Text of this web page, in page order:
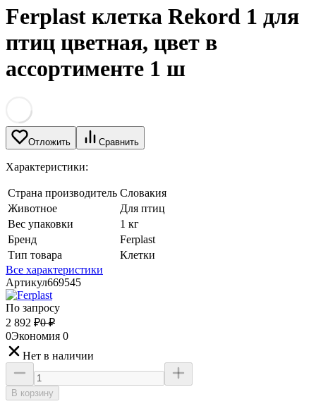
Ferplast клетка Rekord 1 для
птиц цветная, цвет в
ассортименте 1 ш
Отложить Сравнить
Характеристики:
Страна производитель Словакия
Животное
Для птиц
Вес упаковки
1 кг
Бренд
Ferplast
Тип товара
Клетки
Все характеристики
Артикул669545
По запросу
2 892 ₽0 ₽
0Экономия 0
Нет в наличии
В корзину